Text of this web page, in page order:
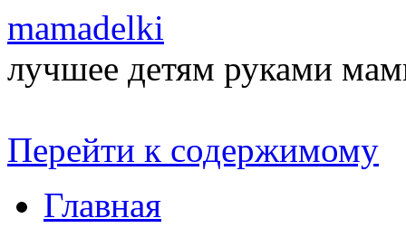
mamadelki
лучшее детям руками
Перейти к содержимому
Главная